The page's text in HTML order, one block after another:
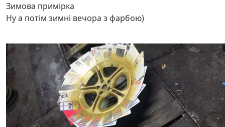
Зимова примірка
Ну а потім зимні вечора з фарбою)